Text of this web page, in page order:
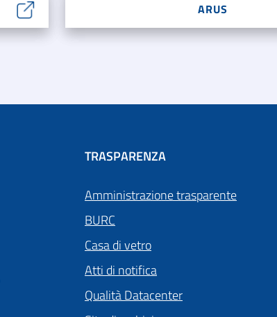
ARUS
TRASPARENZA
Amministrazione trasparente
BURC
Casa di vetro
Atti di notifica
Qualità Datacenter